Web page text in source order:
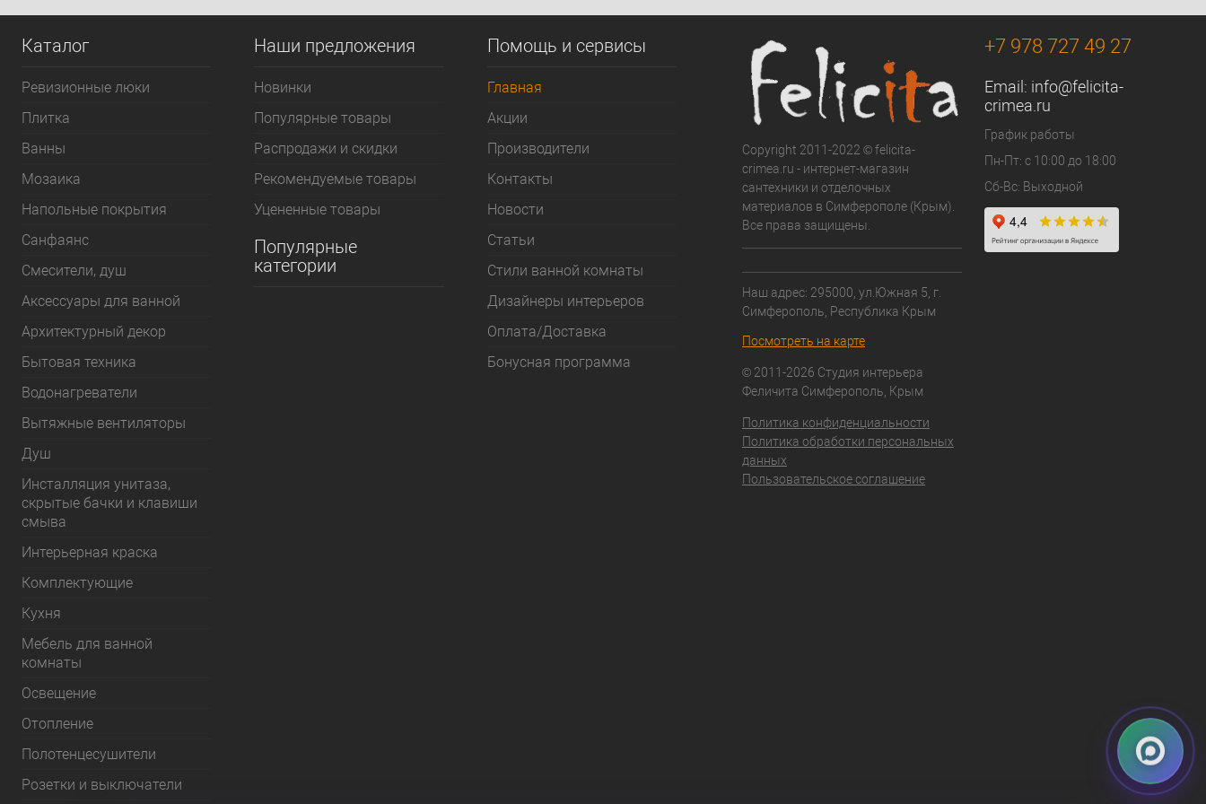
Каталог
Ревизионные люки
Плитка
Bанны
Мозаика
Напольные покрытия
Санфаянс
Смесители, душ
Аксессуары для ванной
Архитектурный декор
Бытовая техника
Водонагреватели
Вытяжные вентиляторы
Душ
Инсталляция унитаза,
скрытые бачки и клавиши
смыва
Интерьерная краска
Комплектующие
Кухня
Мебель для ванной
комнаты
Освещение
Отопление
Полотенцесушители
Розетки и выключатели
Наши предложения
Новинки
Популярные товары
Распродажи и скидки
Рекомендуемые товары
Уцененные товары
Популярные
категории
Помощь и сервисы
Главная
Акции
Производители
Контакты
Новости
Статьи
Стили ванной комнаты
Дизайнеры интерьеров
Оплата/Доставка
Бонусная программа
Copyright 2011-2022 © felicita-
crimea.ru - интернет-магазин
сантехники и отделочных
материалов в Симферополе (Крым).
Все права защищены.
Наш адрес: 295000, ул.Южная 5, г.
Симферополь, Республика Крым
Посмотреть на карте
© 2011-2026 Студия интерьера
Феличита Симферополь, Крым
Политика конфиденциальности
Политика обработки персональных
данных
Пользовательское соглашение
+7 978 727 49 27
Email: info@felicita-
crimea.ru
График работы
Пн-Пт: с 10:00 до 18:00
Сб-Вс: Выходной